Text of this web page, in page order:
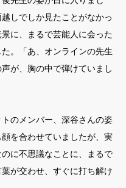
しでしか見たことがなかっ
に、まるで芸能人に会った
。「あ、オンラインの先生
が、胸の中で弾けていまし
のメンバー、深谷さんの姿
を合わせていましたが、実
に不思議なことに、まるで
が交わせ、すぐに打ち解け